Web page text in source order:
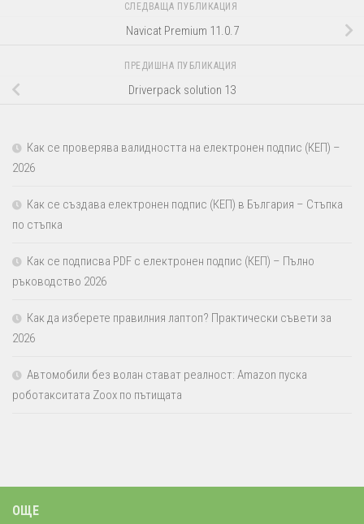
СЛЕДВАЩА ПУБЛИКАЦИЯ
Navicat Premium 11.0.7
ПРЕДИШНА ПУБЛИКАЦИЯ
Driverpack solution 13
Как се проверява валидността на електронен подпис (КЕП) –
2026
Как се създава електронен подпис (КЕП) в България – Стъпка
по стъпка
Как се подписва PDF с електронен подпис (КЕП) – Пълно
ръководство 2026
Как да изберете правилния лаптоп? Практически съвети за
2026
Автомобили без волан стават реалност: Amazon пуска
роботакситата Zoox по пътищата
ОЩЕ